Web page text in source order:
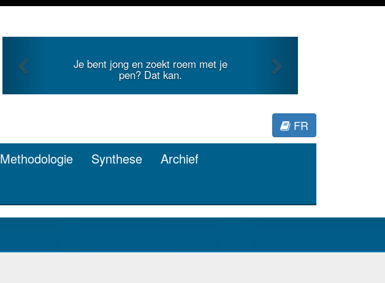
Je bent jong en zoekt roem met je
pen? Dat kan.
FR
Methodologie Synthese
Archief